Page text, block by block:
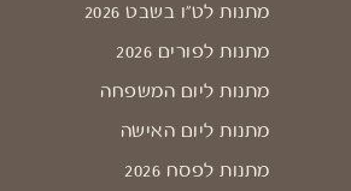
מתנות לט"ו בשבט 2026
מתנות לפורים 2026
מתנות ליום המשפחה
מתנות ליום האישה
מתנות לפסח 2026